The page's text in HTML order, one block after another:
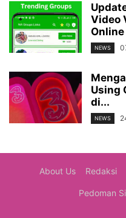
Video
NEWS
Using
di...
NEWS
About Us Redaksi
Pedoman